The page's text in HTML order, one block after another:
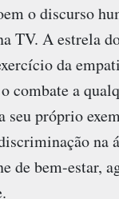
o discurso
TV. A estrela
da
combate a
seu próprio
na
de bem-estar,